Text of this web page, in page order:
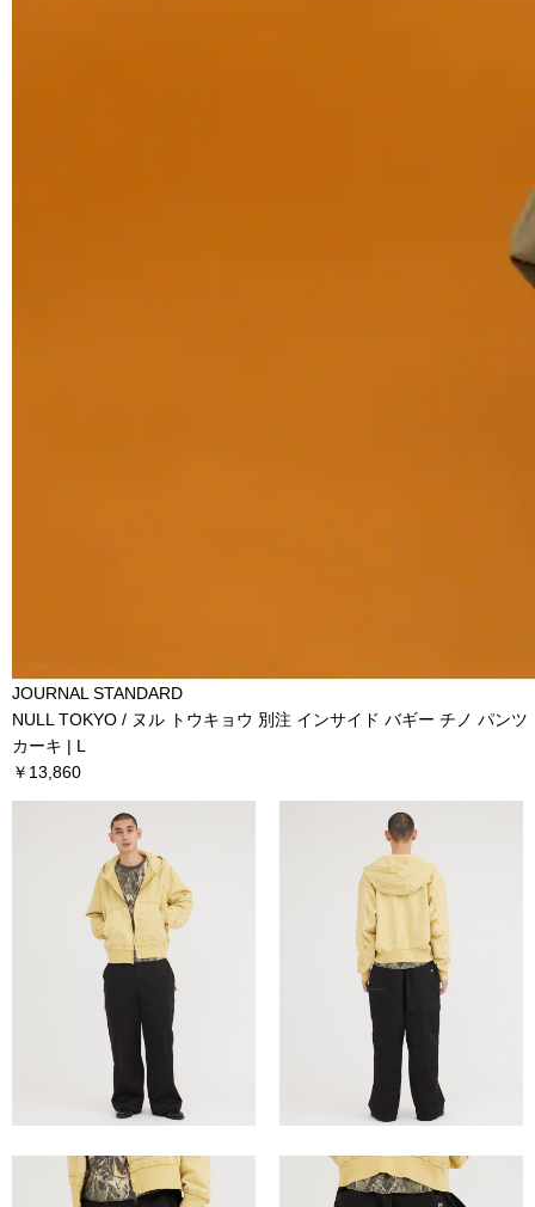
JOURNAL STANDARD
NULL TOKYO / ヌル トウキョウ 別注 インサイド バギー チノ パンツ
カーキ | L
￥13,860